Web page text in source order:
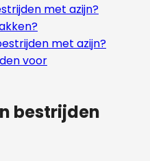
met azijn?
met azijn?
voor
bestrijden